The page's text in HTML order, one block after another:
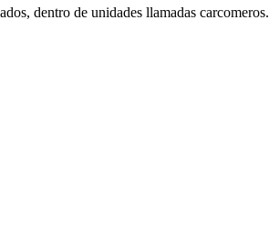
dentro de unidades llamadas carcomeros.